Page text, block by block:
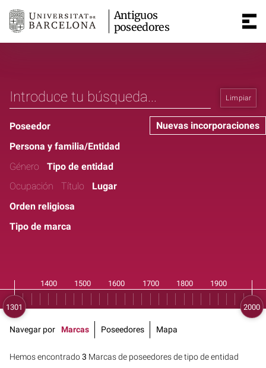
Antiguos
poseedores
Limpiar
Nuevas incorporaciones
Poseedor
Persona y familia/Entidad
Género
Tipo de entidad
Ocupación
Título
Lugar
Orden religiosa
Tipo de marca
Hemos encontrado3 Marcas de poseedores de tipo de entidad
Navegar por Marcas Poseedores Mapa